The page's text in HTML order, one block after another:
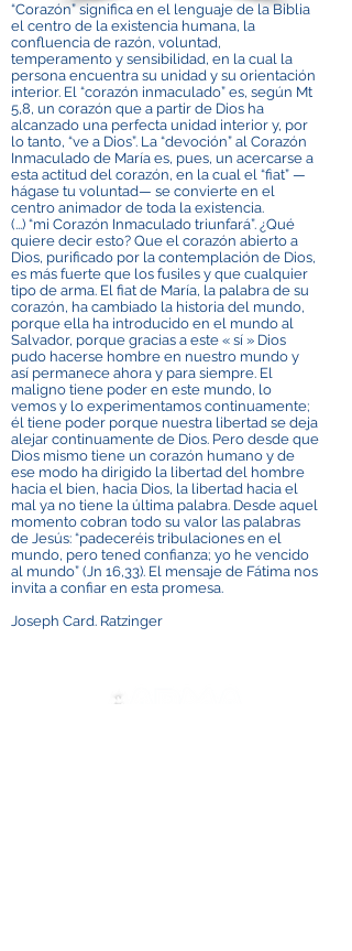
“Corazón” significa en el lenguaje de la Biblia
el centro de la existencia humana, la
confluencia de razón, voluntad,
temperamento y sensibilidad, en la cual la
persona encuentra su unidad y su orientación
interior. El “corazón inmaculado” es, según Mt
5,8, un corazón que a partir de Dios ha
alcanzado una perfecta unidad interior y, por
lo tanto, “ve a Dios”. La “devoción” al Corazón
Inmaculado de María es, pues, un acercarse a
esta actitud del corazón, en la cual el “fiat” —
hágase tu voluntad— se convierte en el
centro animador de toda la existencia.
(...) “mi Corazón Inmaculado triunfará”. ¿Qué
quiere decir esto? Que el corazón abierto a
Dios, purificado por la contemplación de Dios,
es más fuerte que los fusiles y que cualquier
tipo de arma. El fiat de María, la palabra de su
corazón, ha cambiado la historia del mundo,
porque ella ha introducido en el mundo al
Salvador, porque gracias a este « sí » Dios
pudo hacerse hombre en nuestro mundo y
así permanece ahora y para siempre. El
maligno tiene poder en este mundo, lo
vemos y lo experimentamos continuamente;
él tiene poder porque nuestra libertad se deja
alejar continuamente de Dios. Pero desde que
Dios mismo tiene un corazón humano y de
ese modo ha dirigido la libertad del hombre
hacia el bien, hacia Dios, la libertad hacia el
mal ya no tiene la última palabra. Desde aquel
momento cobran todo su valor las palabras
de Jesús: “padeceréis tribulaciones en el
mundo, pero tened confianza; yo he vencido
al mundo” (Jn 16,33). El mensaje de Fátima nos
invita a confiar en esta promesa.
Joseph Card. Ratzinger